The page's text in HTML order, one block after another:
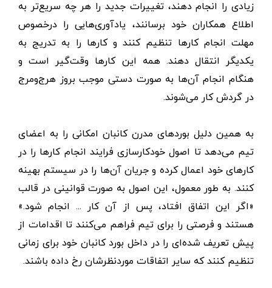
زیادی را انجام دهند، تغییرات جدید را هر چه سریع‌تر به
اطلاع همکاران خود برسانند، یادآوری‌هایی را درخصوص
مهلت انجام کارها تنظیم کنند و کارها را به تدریج به
یکدیگر انتقال دهند. همه این کارها وقت‌گیر است و
هنگام انجام آن‌ها به صورت دستی موجب بروز هرج‌و‌مرج
در گردش کار می‌شوند.
به همین دلیل بوردهای مدرن کانبان امکانی را به اعضای
تیم می‌دهد تا اصول خودکارسازی فرایند انجام کارها را در
کارهای خود اعمال کرده و جریان آن‌ها را در سیستم بهینه
کنند. به طور معمول، این اصول به صورت قوانینی در قالب
«اگر این اتفاق افتاد، پس از آن کار ... انجام شود.»
هستند و فرصتی را برای تیم فراهم می‌کنند تا اقدامات از
پیش تعریف شده‌ای را در داخل بورد کانبان خود برای زمانی
تنظیم کنند که سایر اتفاقات موردنظرشان رخ داده باشند.